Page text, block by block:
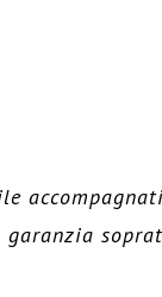
garanzia